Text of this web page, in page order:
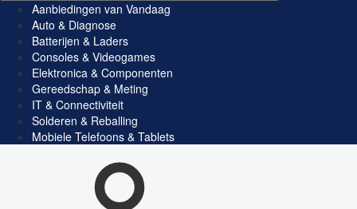
Aanbiedingen van Vandaag
Auto & Diagnose
Batterijen & Laders
Consoles & Videogames
Elektronica & Componenten
Gereedschap & Meting
IT & Connectiviteit
Solderen & Reballing
Mobiele Telefoons & Tablets